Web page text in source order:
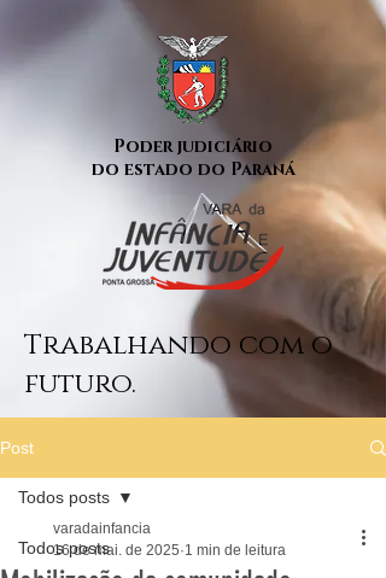
Poder judiciário
do estado do Paraná
Trabalhando com o
futuro.
Post
Todos posts
Todos posts
varadainfancia
16 de mai. de 2025 1 min de leitura